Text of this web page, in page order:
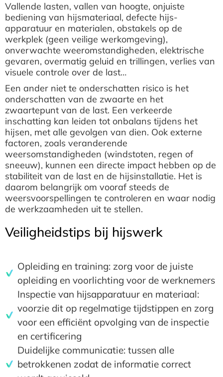
Vallende lasten, vallen van hoogte, onjuiste
bediening van hijsmateriaal, defecte hijs-
apparatuur en materialen, obstakels op de
werkplek (geen veilige werkomgeving),
onverwachte weeromstandigheden, elektrische
gevaren, overmatig geluid en trillingen, verlies van
visuele controle over de last…
Een ander niet te onderschatten risico is het
onderschatten van de zwaarte en het
zwaartepunt van de last. Een verkeerde
inschatting kan leiden tot onbalans tijdens het
hijsen, met alle gevolgen van dien. Ook externe
factoren, zoals veranderende
weersomstandigheden (windstoten, regen of
sneeuw), kunnen een directe impact hebben op de
stabiliteit van de last en de hijsinstallatie. Het is
daarom belangrijk om vooraf steeds de
weersvoorspellingen te controleren en waar nodig
de werkzaamheden uit te stellen.
Veiligheidstips bij hijswerk
Opleiding en training: zorg voor de juiste
opleiding en voorlichting voor de werknemers
Inspectie van hijsapparatuur en materiaal:
voorzie dit op regelmatige tijdstippen en zorg
voor een efficiënt opvolging van de inspectie
en certificering
Duidelijke communicatie: tussen alle
betrokkenen zodat de informatie correct